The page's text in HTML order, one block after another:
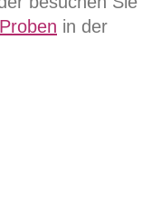
Proben in der